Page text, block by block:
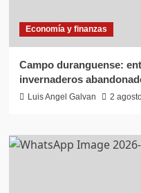
Economía y finanzas
Campo duranguense:
invernaderos
Luis Angel Galvan 2